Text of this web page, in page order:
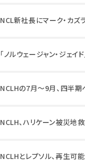
NCL新社長にマーク・カズ
「ノルウェージャン・ジェ
NCLHの7月〜9月、四半
NCLH、ハリケーン被災地
NCLHとレプソル、再生可